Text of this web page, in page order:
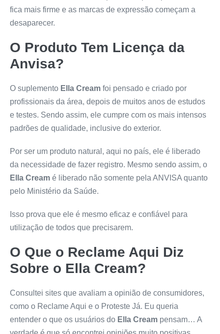
fica mais firme e as marcas de expressão começam a
desaparecer.
O Produto Tem Licença da
Anvisa?
O suplemento Ella Cream foi pensado e criado por
profissionais da área, depois de muitos anos de estudos
e testes. Sendo assim, ele cumpre com os mais intensos
padrões de qualidade, inclusive do exterior.
Por ser um produto natural, aqui no país, ele é liberado
da necessidade de fazer registro. Mesmo sendo assim, o
Ella Cream é liberado não somente pela ANVISA quanto
pelo Ministério da Saúde.
Isso prova que ele é mesmo eficaz e confiável para
utilização de todos que precisarem.
O Que o Reclame Aqui Diz
Sobre o Ella Cream?
Consultei sites que avaliam a opinião de consumidores,
como o Reclame Aqui e o Proteste Já. Eu queria
entender o que os usuários do Ella Cream pensam… A